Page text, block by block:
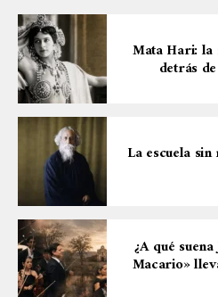
Mata Hari: la
detrás
La escuela
¿A qué
Macario»